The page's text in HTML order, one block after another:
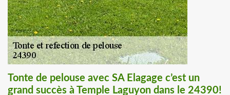
Tonte de pelouse avec SA Elagage c’est un
grand succès à Temple Laguyon dans le 24390!